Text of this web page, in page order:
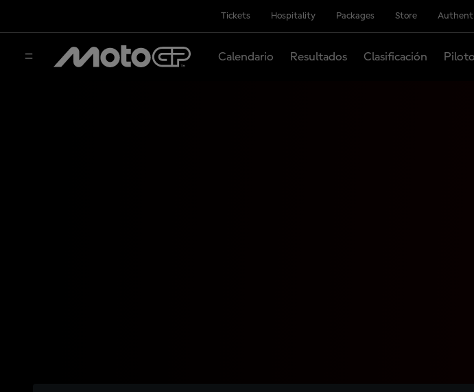
Tickets Hospitality Packages Store
Calendario Resultados Clasificación